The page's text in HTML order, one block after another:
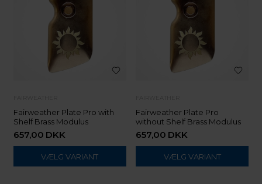
Fairweather Plate Pro with
Shelf Brass Modulus
657,00 DKK
VÆLG VARIANT
Fairweather Plate Pro
without Shelf Brass Modulus
657,00 DKK
VÆLG VARIANT